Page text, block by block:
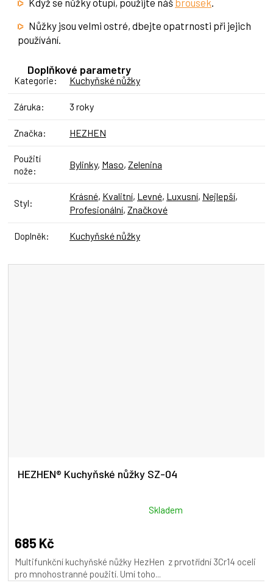
Když se nůžky otupí, použijte náš brousek.
Nůžky jsou velmi ostré, dbejte opatrnosti při jejich
používání.
Doplňkové parametry
Kategorie: Kuchyňské nůžky
Záruka: 3 roky
Značka: HEZHEN
Použití
nože:
Bylinky, Maso, Zelenina
Styl:
Krásné, Kvalitní, Levné, Luxusní, Nejlepší,
Profesionální, Značkové
Doplněk: Kuchyňské nůžky
HEZHEN® Kuchyňské nůžky SZ-04
produktu
je
5,0
z
Skladem
685 Kč
Multifunkční kuchyňské nůžky HezHen z prvotřídní 3Cr14 oceli
pro mnohostranné použití. Umí toho...